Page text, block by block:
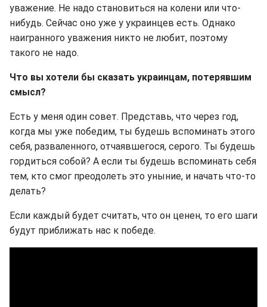
уважение. Не надо становиться на колени или что-
нибудь. Сейчас оно уже у украинцев есть. Однако
наигранного уважения никто не любит, поэтому
такого не надо.
Что вы хотели бы сказать украинцам, потерявшим
смысл?
Есть у меня один совет. Представь, что через год,
когда мы уже победим, ты будешь вспоминать этого
себя, разваленного, отчаявшегося, серого. Ты будешь
гордиться собой? А если ты будешь вспоминать себя
тем, кто смог преодолеть это уныние, и начать что-то
делать?
Если каждый будет считать, что он ценен, то его шаги
будут приближать нас к победе.